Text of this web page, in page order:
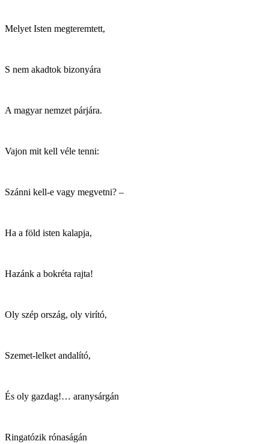
Melyet Isten megteremtett,
S nem akadtok bizonyára
A magyar nemzet párjára.
Vajon mit kell véle tenni:
Szánni kell-e vagy megvetni? –
Ha a föld isten kalapja,
Hazánk a bokréta rajta!
Oly szép ország, oly virító,
Szemet-lelket andalító,
És oly gazdag!… aranysárgán
Ringatózik rónaságán